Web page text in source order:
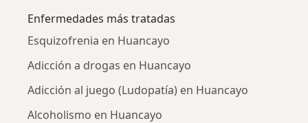
Enfermedades más tratadas
Esquizofrenia en Huancayo
Adicción a drogas en Huancayo
Adicción al juego (Ludopatía) en Huancayo
Alcoholismo en Huancayo